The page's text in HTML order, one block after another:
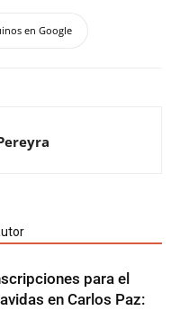
en Google
para el
en Carlos Paz: